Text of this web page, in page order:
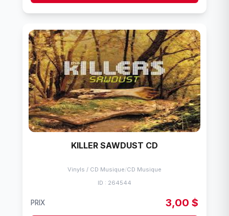
KILLER SAWDUST CD
Vinyls / CD Musique/CD Musique
ID : 264544
PRIX 3,00 $